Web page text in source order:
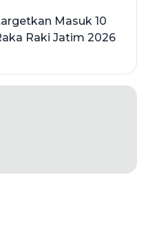
Masuk 10
Raki Jatim 2026